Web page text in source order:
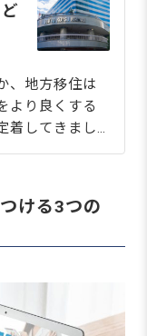
、地方移住は
より良くする
着してきまし
ける3つの